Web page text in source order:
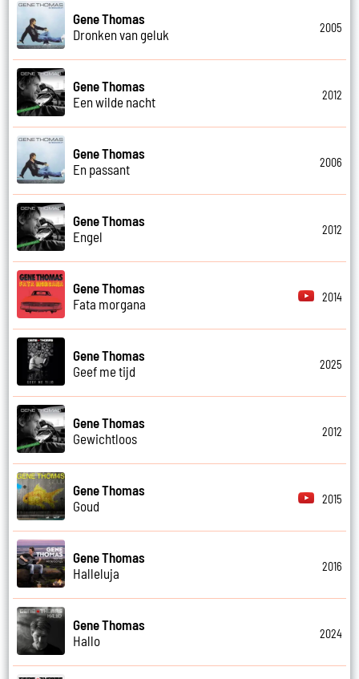
Gene Thomas
Dronken van geluk
2005
Gene Thomas
Een wilde nacht
2012
Gene Thomas
En passant
2006
Gene Thomas
Engel
2012
Gene Thomas
Fata morgana
2014
Gene Thomas
Geef me tijd
2025
Gene Thomas
Gewichtloos
2012
Gene Thomas
Goud
2015
Gene Thomas
Halleluja
2016
Gene Thomas
Hallo
2024